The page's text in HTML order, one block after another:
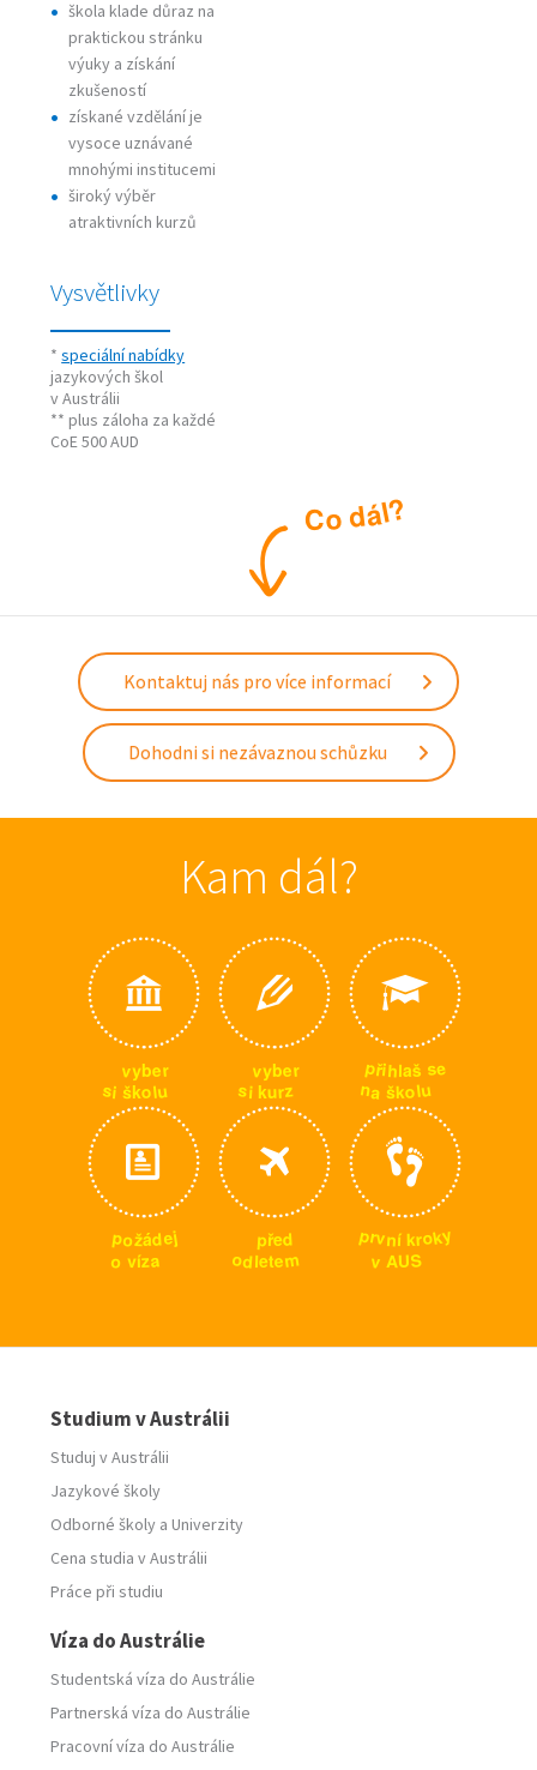
škola klade důraz na
praktickou stránku
výuky a získání
zkušeností
získané vzdělání je
vysoce uznávané
mnohými institucemi
široký výběr
atraktivních kurzů
Vysvětlivky
*speciální nabídky
jazykových škol
v Austrálii
** plus záloha za každé
CoE 500 AUD
Co dál?
Kontaktuj nás pro více informací
Dohodni si nezávaznou schůzku
Kam dál?
vyber
si školu
vyber
si kurz
přihlaš se
na školu
požádej
o víza
před
odletem
prvníkroky
v AUS
Studium v Austrálii
Studuj v Austrálii
Jazykové školy
Odborné školy aUniverzity
Cena studia v Austrálii
Práce při studiu
Víza do Austrálie
Studentská víza do Austrálie
Partnerská víza do Austrálie
Pracovní víza do Austrálie